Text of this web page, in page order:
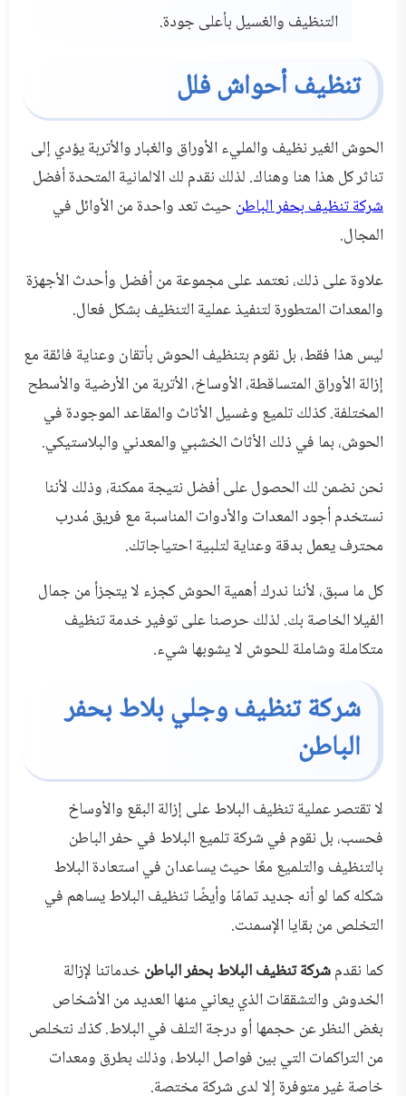
التنظيف والغسيل بأعلى جودة.
تنظيف أحواش فلل
الحوش الغير نظيف والمليء الأوراق والغبار والأتربة يؤدي إلى
تناثر كل هذا هنا وهناك. لذلك نقدم لك الالمانية المتحدة أفضل
شركة تنظيف بحفر الباطن حيث تعد واحدة من الأوائل في
المجال.
علاوة على ذلك، نعتمد على مجموعة من أفضل وأحدث الأجهزة
والمعدات المتطورة لتنفيذ عملية التنظيف بشكل فعال.
ليس هذا فقط، بل نقوم بتنظيف الحوش بأتقان وعناية فائقة مع
إزالة الأوراق المتساقطة، الأوساخ، الأتربة من الأرضية والأسطح
المختلفة. كذلك تلميع وغسيل الأثاث والمقاعد الموجودة في
الحوش، بما في ذلك الأثاث الخشبي والمعدني والبلاستيكي.
نحن نضمن لك الحصول على أفضل نتيجة ممكنة، وذلك لأننا
نستخدم أجود المعدات والأدوات المناسبة مع فريق مُدرب
محترف يعمل بدقة وعناية لتلبية احتياجاتك.
كل ما سبق، لأننا ندرك أهمية الحوش كجزء لا يتجزأ من جمال
الفيلا الخاصة بك. لذلك حرصنا على توفير خدمة تنظيف
متكاملة وشاملة للحوش لا يشوبها شيء.
شركة تنظيف وجلي بلاط بحفر
الباطن
لا تقتصر عملية تنظيف البلاط على إزالة البقع والأوساخ
فحسب، بل نقوم في شركة تلميع البلاط في حفر الباطن
بالتنظيف والتلميع معًا حيث يساعدان في استعادة البلاط
شكله كما لو أنه جديد تمامًا وأيضًا تنظيف البلاط يساهم في
التخلص من بقايا الإسمنت.
كما نقدمشركة تنظيف البلاط بحفر الباطن خدماتنا لإزالة
الخدوش والتشققات الذي يعاني منها العديد من الأشخاص
بغض النظر عن حجمها أو درجة التلف في البلاط. كذك نتخلص
من التراكمات التي بين فواصل البلاط، وذلك بطرق ومعدات
خاصة غير متوفرة إلا لدى شركة مختصة.